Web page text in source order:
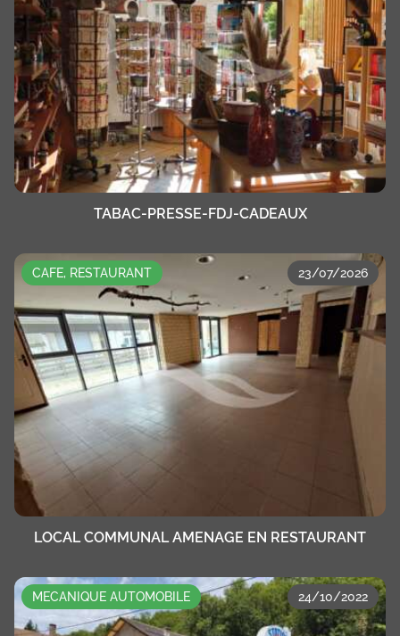
TABAC-PRESSE-FDJ-CADEAUX
CAFE, RESTAURANT 23/07/2026
LOCAL COMMUNAL AMENAGE EN RESTAURANT
MECANIQUE AUTOMOBILE 24/10/2022